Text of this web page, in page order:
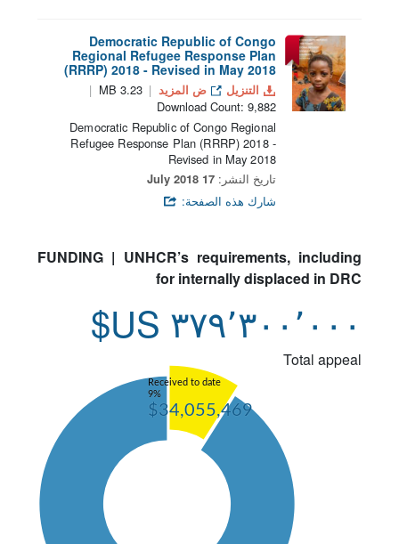
Democratic Republic of Congo
Regional Refugee Response Plan
(RRRP) 2018 - Revised in May 2018
التنزيل ض المزيد
3.23 MB
Download Count: 9,882
Democratic Republic of Congo Regional
Refugee Response Plan (RRRP) 2018 -
Revised in May 2018
تاريخ النشر: 17 July 2018
شارك هذه الصفحة:
FUNDING | UNHCR’s requirements, including
for internally displaced in DRC
٣٧٩٬٣٠٠٬٠٠٠ US$
Total appeal
Received to date
9%
$34,055,469